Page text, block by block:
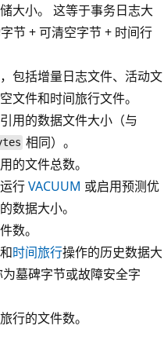
大小。 这等于事务日志大
节 + 可清空字节 + 时间行
包括增量日志文件、活动文
文件和时间旅行文件。
用的数据文件大小（与
相同）。
的文件总数。
行VACUUM 或启用预测优
数据大小。
数。
时间旅行操作的历史数据大
墓碑字节或故障安全字
行的文件数。